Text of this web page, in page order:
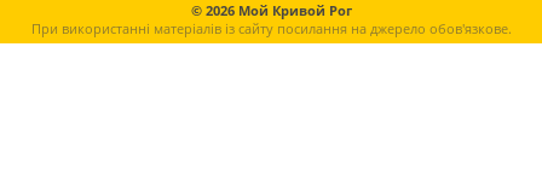
© 2026 Мой Кривой Рог
При використанні матеріалів із сайту посилання на джерело обов'язкове.